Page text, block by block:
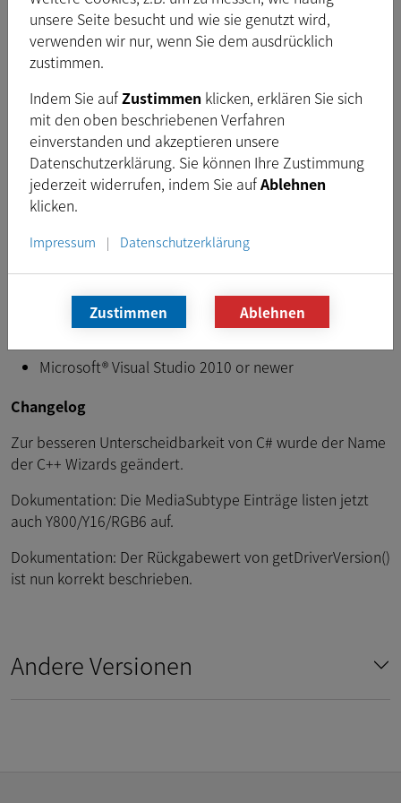
Version:
3.5.5
Freigegeben:
Dateigröße:
10,9MB
Download
Voraussetzungen
Intel Core i3 oder ähnlich, 2 GB RAM
Windows 7 (32 & 64 bit), Windows 8 (32 & 64 bit),
Microsoft® Visual Studio 2010 or newer
Changelog
Zur besseren Unterscheidbarkeit von C# wurde der Name
der C++ Wizards geändert.
Dokumentation: Die MediaSubtype Einträge listen jetzt
auch Y800/Y16/RGB6 auf.
Dokumentation: Der Rückgabewert von getDriverVersion()
ist nun korrekt beschrieben.
Andere Versionen
unsere Seite besucht und wie sie genutzt wird,
verwenden wir nur, wenn Sie dem ausdrücklich
zustimmen.
Indem Sie aufZustimmen klicken, erklären Sie sich
mit den oben beschriebenen Verfahren
einverstanden und akzeptieren unsere
Datenschutzerklärung. Sie können Ihre Zustimmung
jederzeit widerrufen, indem Sie aufAblehnen
klicken.
Impressum | Datenschutzerklärung
Zustimmen Ablehnen